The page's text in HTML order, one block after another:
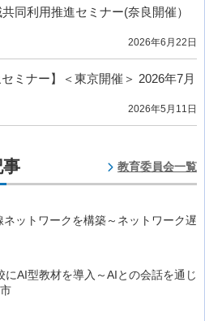
同利用推進セミナー(奈良開催）
2026年6月22日
ミナー】＜東京開催＞ 2026年7月
2026年5月11日
教育委員会一覧
ットワークを構築～ネットワーク遅
AI型教材を導入～AIとの会話を通じ